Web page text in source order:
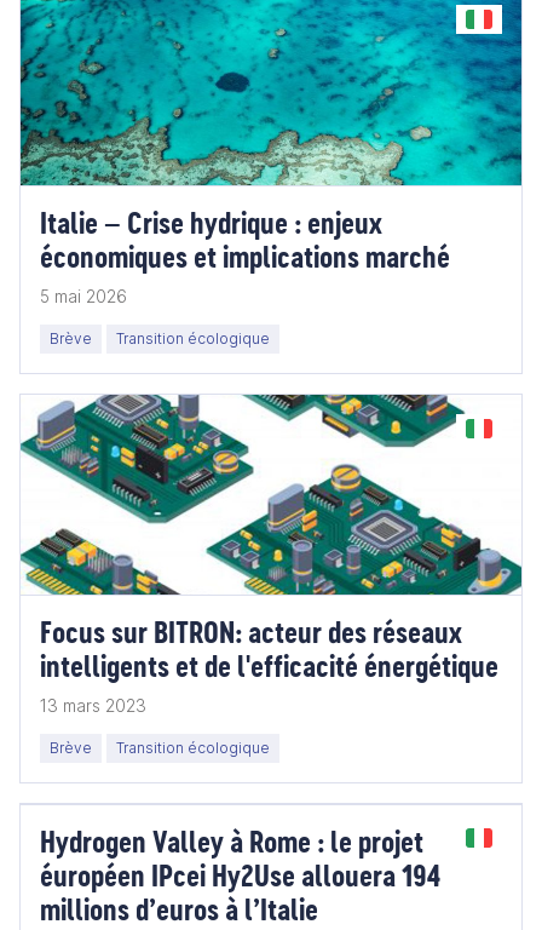
Italie – Crise hydrique : enjeux
économiques et implications marché
5 mai 2026
Brève Transition écologique
Focus sur BITRON: acteur des réseaux
intelligents et de l'efficacité énergétique
13 mars 2023
Brève Transition écologique
Hydrogen Valley à Rome : le projet
éuropéen IPcei Hy2Use allouera 194
millions d’euros à l’Italie